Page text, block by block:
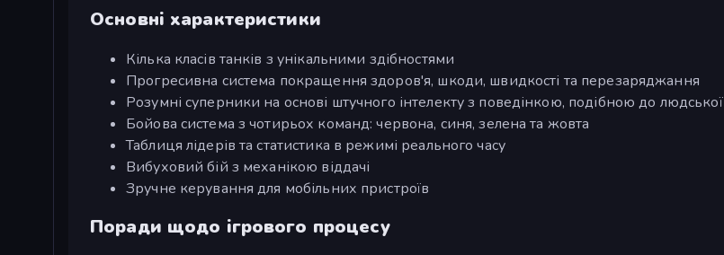
Основні характеристики
Кілька класів танків з унікальними здібностями
Прогресивна система покращення здоров'я, шкоди, швидкості та перезаряджання
Розумні суперники на основі штучного інтелекту з поведінкою, подібною до людської
Бойова система з чотирьох команд: червона, синя, зелена та жовта
Таблиця лідерів та статистика в режимі реального часу
Вибуховий бій з механікою віддачі
Зручне керування для мобільних пристроїв
Поради щодо ігрового процесу